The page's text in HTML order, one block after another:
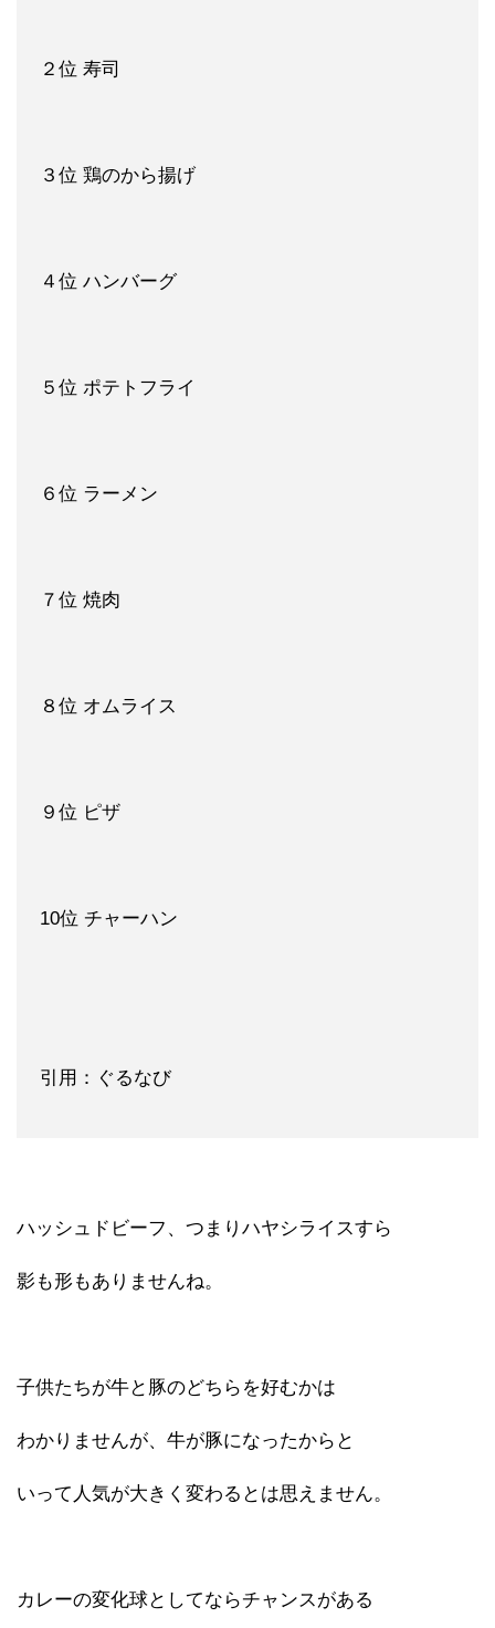
２位 寿司
３位 鶏のから揚げ
４位 ハンバーグ
５位 ポテトフライ
６位 ラーメン
７位 焼肉
８位 オムライス
９位 ピザ
10位 チャーハン
引用：ぐるなび
ハッシュドビーフ、つまりハヤシライスすら
影も形もありませんね。
子供たちが牛と豚のどちらを好むかは
わかりませんが、牛が豚になったからと
いって人気が大きく変わるとは思えません。
カレーの変化球としてならチャンスがある